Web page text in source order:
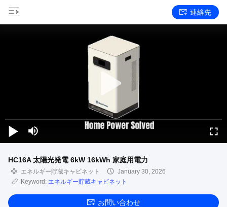
連絡先
HC16A 太陽光発電 6kW 16kWh 家庭用電力
エネルギー貯蔵キャビネット
January 30, 2026
Keyword: エネルギー貯蔵キャビネット
お問い合わせ